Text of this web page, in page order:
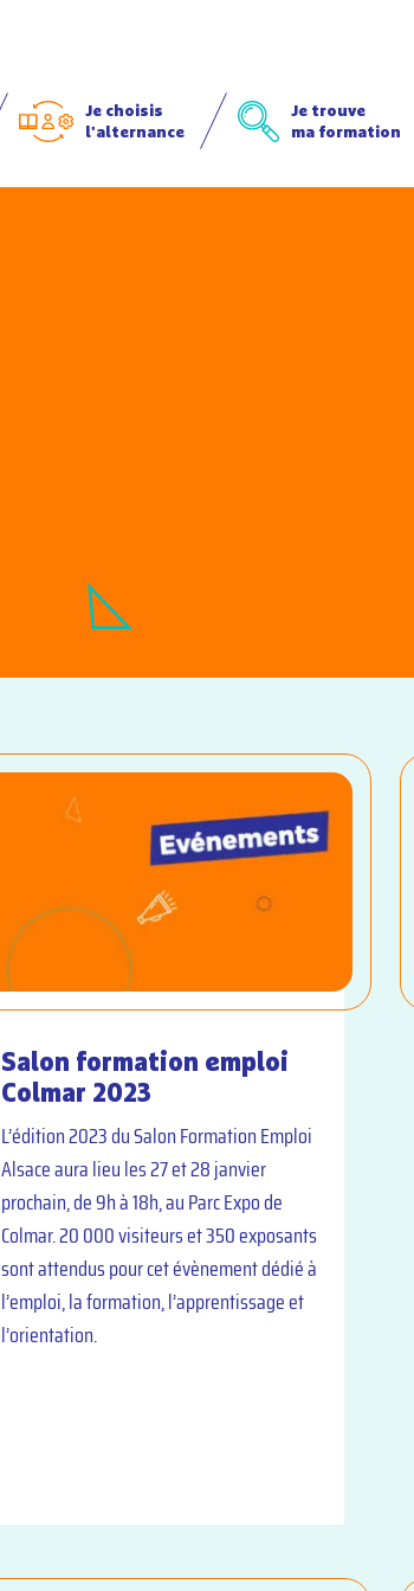
Je choisis
l'alternance
Je trouve
ma formation
Salon formation emploi
Colmar 2023
L’édition 2023 du Salon Formation Emploi
Alsace aura lieu les 27 et 28 janvier
prochain, de 9h à 18h, au Parc Expo de
Colmar. 20 000 visiteurs et 350 exposants
sont attendus pour cet évènement dédié à
l’emploi, la formation, l’apprentissage et
l’orientation.